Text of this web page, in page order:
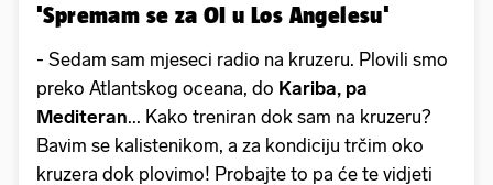
'Spremam se za OI u Los Angelesu'
- Sedam sam mjeseci radio na kruzeru. Plovili smo
preko Atlantskog oceana, do Kariba, pa
Mediteran... Kako treniran dok sam na kruzeru?
Bavim se kalistenikom, a za kondiciju trčim oko
kruzera dok plovimo! Probajte to pa će te vidjeti